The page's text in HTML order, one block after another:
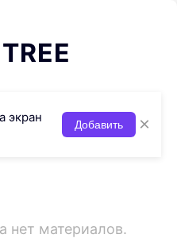
экран
Добавить ×
нет материалов.